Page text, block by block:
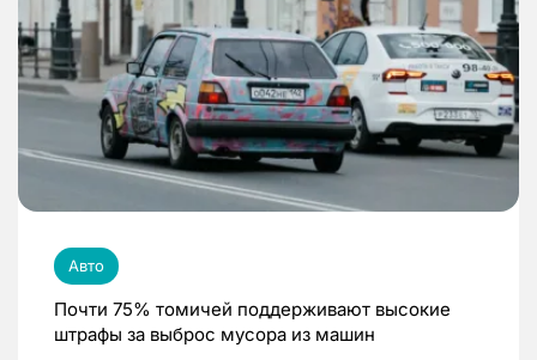
Авто
Почти 75% томичей поддерживают высокие
штрафы за выброс мусора из машин